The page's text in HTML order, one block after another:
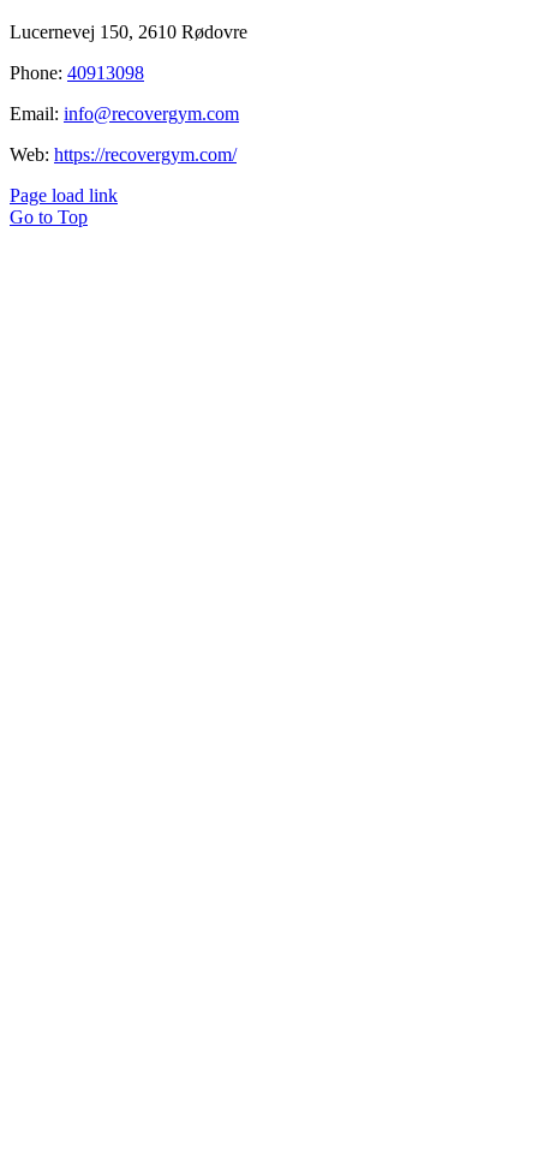
Lucernevej 150, 2610 Rødovre
Phone: 40913098
Email: info@recovergym.com
Web: https://recovergym.com/
Page load link
Go to Top